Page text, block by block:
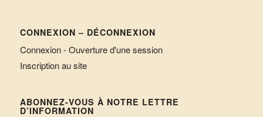
CONNEXION – DÉCONNEXION
Connexion - Ouverture d'une session
Inscription au site
ABONNEZ-VOUS À NOTRE LETTRE
D’INFORMATION